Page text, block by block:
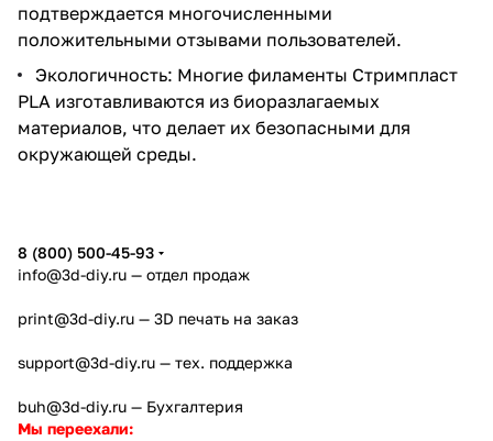
подтверждается многочисленными
положительными отзывами пользователей.
Экологичность: Многие филаменты Стримпласт
PLA изготавливаются из биоразлагаемых
материалов, что делает их безопасными для
окружающей среды.
8 (800) 500-45-93
info@3d-diy.ru — отдел продаж
print@3d-diy.ru — 3D печать на заказ
support@3d-diy.ru — тех. поддержка
buh@3d-diy.ru — Бухгалтерия
Мы переехали: